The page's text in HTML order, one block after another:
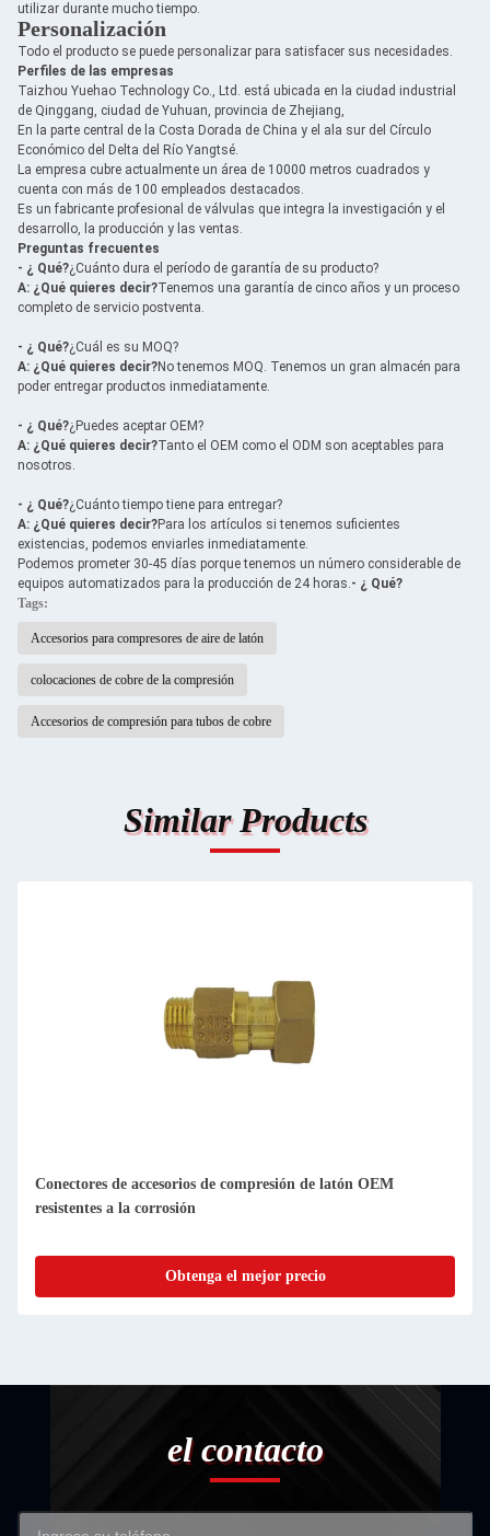
utilizar durante mucho tiempo.
Personalización
Todo el producto se puede personalizar para satisfacer sus necesidades.
Perfiles de las empresas
Taizhou Yuehao Technology Co., Ltd. está ubicada en la ciudad industrial
de Qinggang, ciudad de Yuhuan, provincia de Zhejiang,
En la parte central de la Costa Dorada de China y el ala sur del Círculo
Económico del Delta del Río Yangtsé.
La empresa cubre actualmente un área de 10000 metros cuadrados y
cuenta con más de 100 empleados destacados.
Es un fabricante profesional de válvulas que integra la investigación y el
desarrollo, la producción y las ventas.
Preguntas frecuentes
- ¿ Qué?¿Cuánto dura el período de garantía de su producto?
A: ¿Qué quieres decir?Tenemos una garantía de cinco años y un proceso
completo de servicio postventa.
- ¿ Qué?¿Cuál es su MOQ?
A: ¿Qué quieres decir?No tenemos MOQ. Tenemos un gran almacén para
poder entregar productos inmediatamente.
- ¿ Qué?¿Puedes aceptar OEM?
A: ¿Qué quieres decir?Tanto el OEM como el ODM son aceptables para
nosotros.
- ¿ Qué?¿Cuánto tiempo tiene para entregar?
A: ¿Qué quieres decir?Para los artículos si tenemos suficientes
existencias, podemos enviarles inmediatamente.
Podemos prometer 30-45 días porque tenemos un número considerable de
equipos automatizados para la producción de 24 horas.- ¿ Qué?
Tags:
Accesorios para compresores de aire de latón
colocaciones de cobre de la compresión
Accesorios de compresión para tubos de cobre
Similar Products
Conectores de accesorios de compresión de latón OEM
resistentes a la corrosión
Obtenga el mejor precio
el contacto